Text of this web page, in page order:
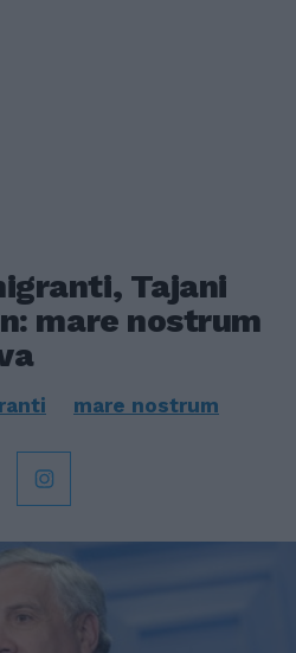
Tajani
mare nostrum
mare nostrum